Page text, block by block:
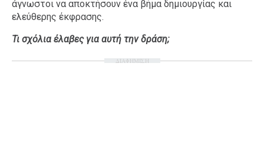
άγνωστοι να αποκτήσουν ένα βήμα δημιουργίας και
ελεύθερης έκφρασης.
Τι σχόλια έλαβες για αυτή την δράση;
ΔΙΑΦΗΜΙΣΗ